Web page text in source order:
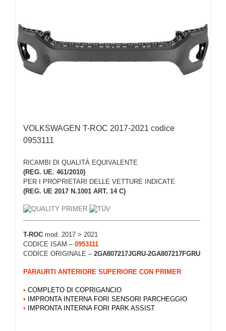
VOLKSWAGEN T-ROC 2017-2021 codice
0953111
RICAMBI DI QUALITÀ EQUIVALENTE
(REG. UE. 461/2010)
PER I PROPRIETARI DELLE VETTURE INDICATE
(REG. UE 2017 N.1001 ART. 14 C)
T-ROC mod. 2017 > 2021
CODICE ISAM – 0953111
CODICE ORIGINALE – 2GA807217JGRU-2GA807217FGRU
PARAURTI ANTERIORE SUPERIORE CON PRIMER
• COMPLETO DI COPRIGANCIO
•
IMPRONTA INTERNA FORI SENSORI PARCHEGGIO
•
IMPRONTA INTERNA FORI PARK ASSIST